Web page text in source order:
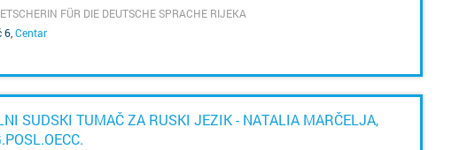
FÜR DIE DEUTSCHE SPRACHE RIJEKA
6 Centar
VIŠE
SUDSKI TUMAČ ZA RUSKI JEZIK - NATALIA MARČELJA,